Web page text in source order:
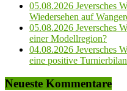
05.08.2026 Jeversches
Wiedersehen auf
05.08.2026 Jeversches
einer Modellregion?
04.08.2026 Jeversches
eine positive
Neueste Kommentare